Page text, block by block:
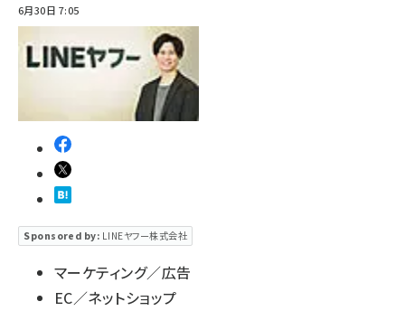
6月30日 7:05
Sponsored by: LINEヤフー株式会社
マーケティング／広告
EC／ネットショップ